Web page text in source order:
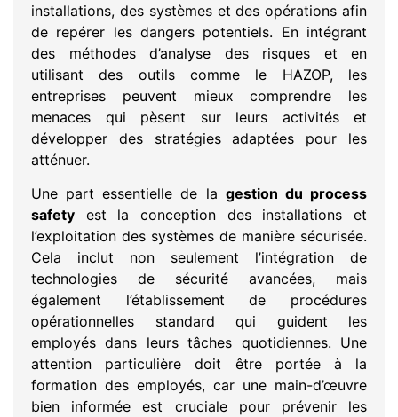
installations, des systèmes et des opérations afin
de repérer les dangers potentiels. En intégrant
des méthodes d’analyse des risques et en
utilisant des outils comme le HAZOP, les
entreprises peuvent mieux comprendre les
menaces qui pèsent sur leurs activités et
développer des stratégies adaptées pour les
atténuer.
Une part essentielle de la gestion du process
safety est la conception des installations et
l’exploitation des systèmes de manière sécurisée.
Cela inclut non seulement l’intégration de
technologies de sécurité avancées, mais
également l’établissement de procédures
opérationnelles standard qui guident les
employés dans leurs tâches quotidiennes. Une
attention particulière doit être portée à la
formation des employés, car une main-d’œuvre
bien informée est cruciale pour prévenir les